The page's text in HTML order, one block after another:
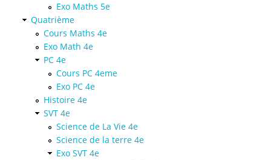
Exo Maths 5e
Quatrième
Cours Maths 4e
Exo Math 4e
PC 4e
Cours PC 4eme
Exo PC 4e
Histoire 4e
SVT 4e
Science de La Vie 4e
Science de la terre 4e
Exo SVT 4e